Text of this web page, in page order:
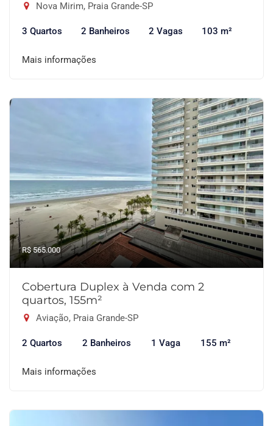
Nova Mirim, Praia Grande-SP
3 Quartos 2 Banheiros 2 Vagas 103 m²
Mais informações
R$ 565.000
Cobertura Duplex à Venda com 2
quartos, 155m²
Aviação, Praia Grande-SP
2 Quartos 2 Banheiros 1 Vaga 155 m²
Mais informações